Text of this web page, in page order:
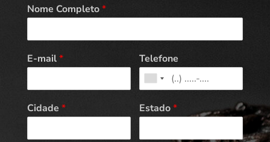
Nome Completo*
E-mail* Telefone
Cidade * Estado*